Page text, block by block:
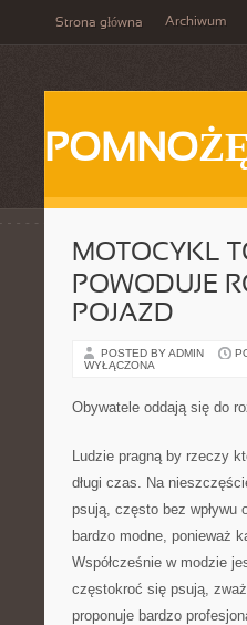
Strona główna Archiwum
MOTOCYKL
POWODUJE
POJAZD
POSTED BY ADMIN
WYŁĄCZONA
Obywatele oddają się do
Ludzie pragną by rzeczy
długi czas. Na
psują, często bez
bardzo modne, ponieważ
Współcześnie w modzie
częstokroć się psują,
proponuje bardzo